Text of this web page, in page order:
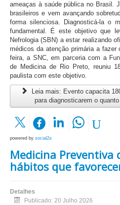
ameaças à saúde pública no Brasil.
brasileiros e vem avançando
forma silenciosa. Diagnosticá-la o
fundamental. É este objetivo que
Nefrologia (SBN) a estar realizando
médicos da atenção primária a
feira, a SNC, em parceria com a
de Medicina de Rio Preto, reuniu
paulista com este objetivo.
Leia mais: Evento capacita
para diagnosticarem o
powered by social2s
Medicina Preventiva
hábitos que
Detalhes
Publicado: 20 Julho 2026